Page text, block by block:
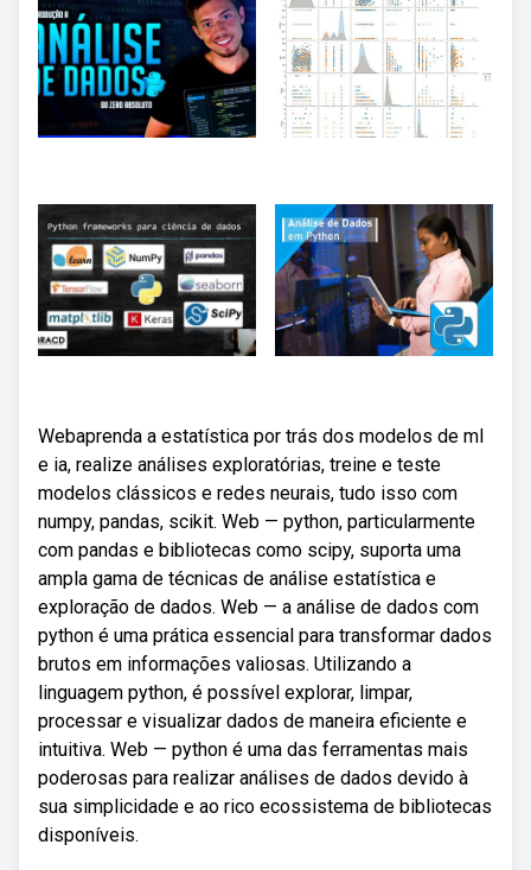
Webaprenda a estatística por trás dos modelos de ml
e ia, realize análises exploratórias, treine e teste
modelos clássicos e redes neurais, tudo isso com
numpy, pandas, scikit. Web — python, particularmente
com pandas e bibliotecas como scipy, suporta uma
ampla gama de técnicas de análise estatística e
exploração de dados. Web — a análise de dados com
python é uma prática essencial para transformar dados
brutos em informações valiosas. Utilizando a
linguagem python, é possível explorar, limpar,
processar e visualizar dados de maneira eficiente e
intuitiva. Web — python é uma das ferramentas mais
poderosas para realizar análises de dados devido à
sua simplicidade e ao rico ecossistema de bibliotecas
disponíveis.